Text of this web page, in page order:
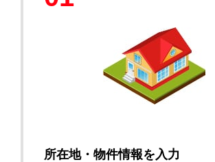
所在地・物件情報を入力